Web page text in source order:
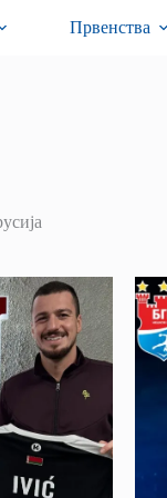
Првенства